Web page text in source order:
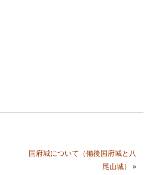
国府城について（備後国府城と八
尾山城） »